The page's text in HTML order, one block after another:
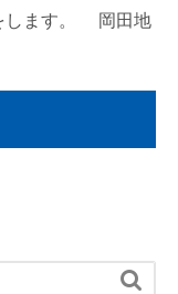
します。 岡田地
